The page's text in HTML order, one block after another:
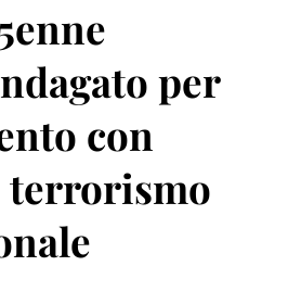
per
con